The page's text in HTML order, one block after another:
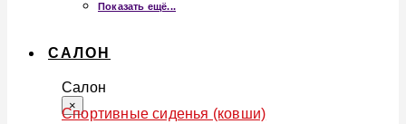
Показать ещё...
САЛОН
Салон
×
Спортивные сиденья (ковши)